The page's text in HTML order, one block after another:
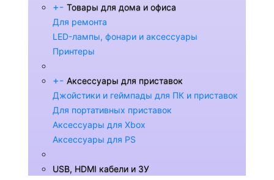
+- Товары для дома и офиса
Для ремонта
LED-лампы, фонари и аксессуары
Принтеры
+- Аксессуары для приставок
Джойстики и геймпады для ПК и приставок
Для портативных приставок
Аксессуары для Xbox
Аксессуары для PS
USB, HDMI кабели и ЗУ